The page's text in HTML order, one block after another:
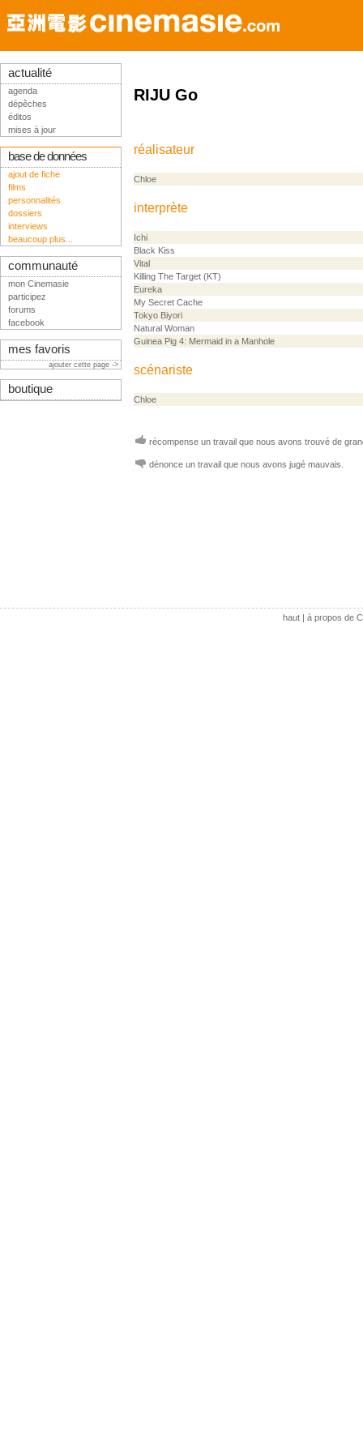
RIJU Go
réalisateur
Chloe
interprète
Ichi
Black Kiss
Vital
Killing The Target (KT)
Eureka
My Secret Cache
Tokyo Biyori
Natural Woman
Guinea Pig 4: Mermaid in a Manhole
scénariste
Chloe
récompense un travail que nous avons trouvé de
dénonce un travail que nous avons jugé mauvais.
actualité
agenda
dépêches
éditos
mises à jour
base de données
ajout de fiche
films
personnalités
dossiers
interviews
beaucoup plus...
communauté
mon Cinemasie
participez
forums
facebook
mes favoris
ajouter cette page ->
boutique
haut| à propos de